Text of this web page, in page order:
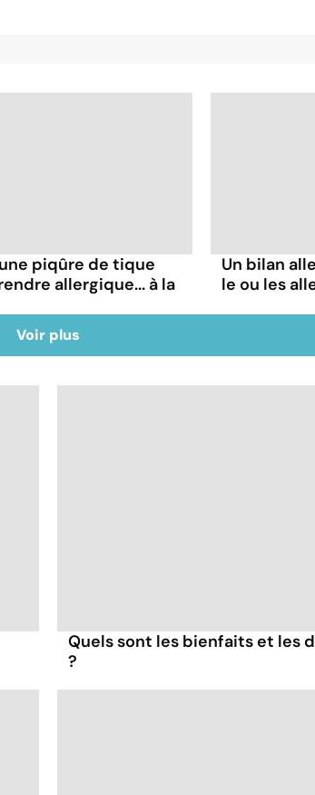
piqûre de tique
allergique... à la
Un bilan
le ou les
Voir plus
Quels sont les bienfaits et les
?